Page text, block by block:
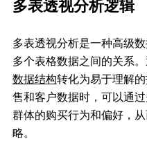
多表透视分析逻辑
多表透视分析是一种高级
多个表格数据之间的关系
数据结构转化为易于理解
售和客户数据时，可以通
群体的购买行为和偏好，
略。